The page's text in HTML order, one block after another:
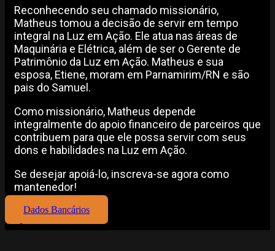
Reconhecendo seu chamado missionário,
Matheus tomou a decisão de servir em tempo
integral na Luz em Ação. Ele atua nas áreas de
Maquinária e Elétrica, além de ser o Gerente de
Patrimônio da Luz em Ação. Matheus e sua
esposa, Etiene, moram em Parnamirim/RN e são
pais do Samuel.
Como missionário, Matheus depende
integralmente do apoio financeiro de parceiros que
contribuem para que ele possa servir com seus
dons e habilidades na Luz em Ação.
Se desejar apoiá-lo, inscreva-se agora como
mantenedor!
Dados Bancários